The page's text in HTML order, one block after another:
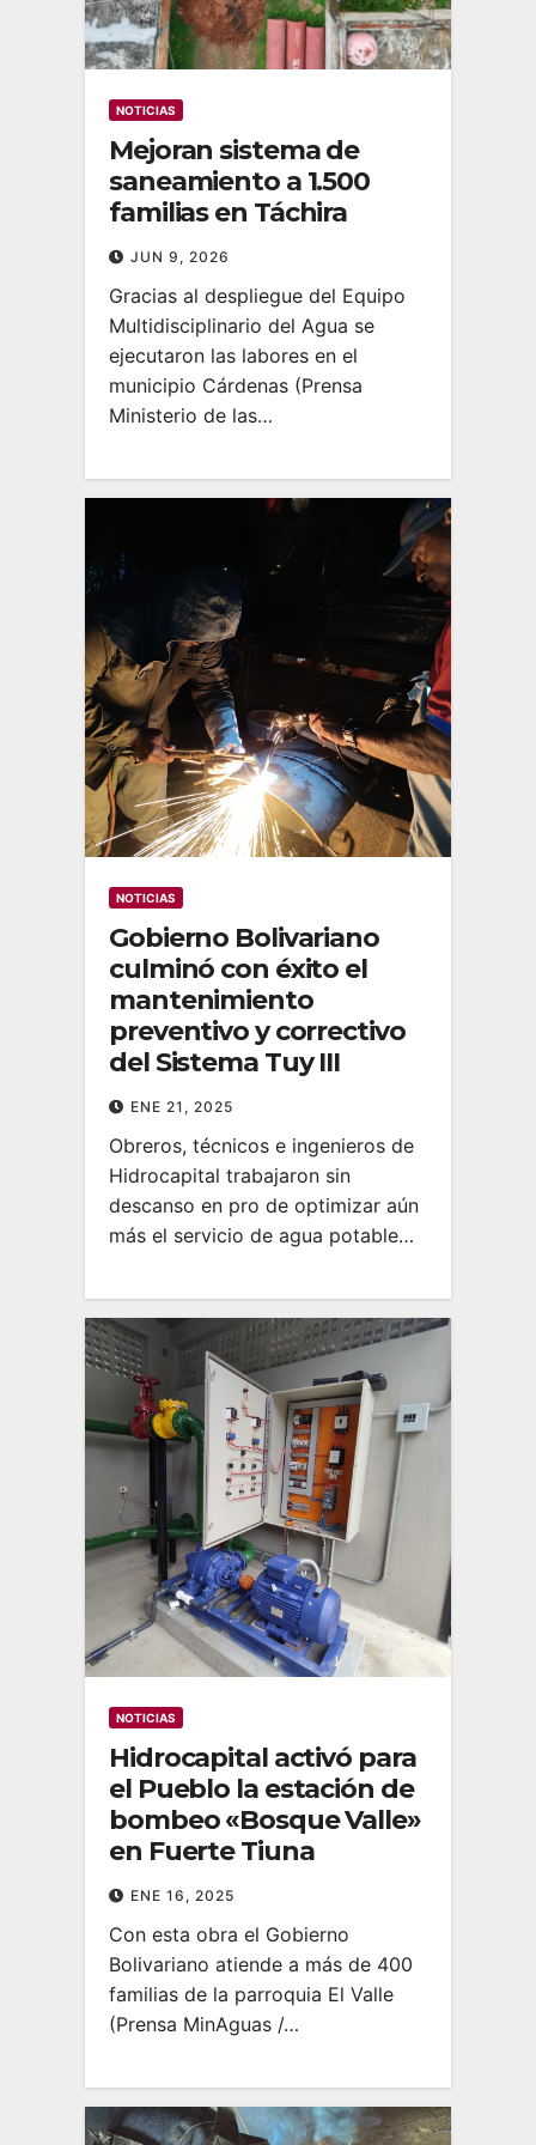
NOTICIAS
Mejoran sistema de
saneamiento a 1.500
familias en Táchira
JUN 9, 2026
Gracias al despliegue del Equipo
Multidisciplinario del Agua se
ejecutaron las labores en el
municipio Cárdenas (Prensa
Ministerio de las…
NOTICIAS
Gobierno Bolivariano
culminó con éxito el
mantenimiento
preventivo y correctivo
del Sistema Tuy III
ENE 21, 2025
Obreros, técnicos e ingenieros de
Hidrocapital trabajaron sin
descanso en pro de optimizar aún
más el servicio de agua potable…
NOTICIAS
Hidrocapital activó para
el Pueblo la estación de
bombeo «Bosque Valle»
en Fuerte Tiuna
ENE 16, 2025
Con esta obra el Gobierno
Bolivariano atiende a más de 400
familias de la parroquia El Valle
(Prensa MinAguas /…